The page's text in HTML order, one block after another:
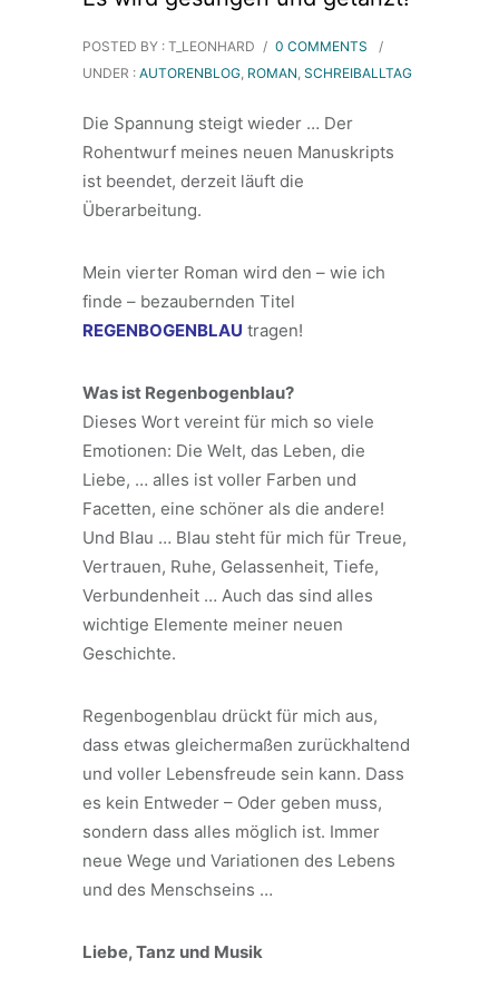
POSTED BY : T_LEONHARD / 0 COMMENTS
/
UNDER : AUTORENBLOG, ROMAN, SCHREIBALLTAG
Die Spannung steigt wieder … Der
Rohentwurf meines neuen Manuskripts
ist beendet, derzeit läuft die
Überarbeitung.
Mein vierter Roman wird den – wie ich
finde – bezaubernden Titel
REGENBOGENBLAU tragen!
Was ist Regenbogenblau?
Dieses Wort vereint für mich so viele
Emotionen: Die Welt, das Leben, die
Liebe, … alles ist voller Farben und
Facetten, eine schöner als die andere!
Und Blau … Blau steht für mich für Treue,
Vertrauen, Ruhe, Gelassenheit, Tiefe,
Verbundenheit … Auch das sind alles
wichtige Elemente meiner neuen
Geschichte.
Regenbogenblau drückt für mich aus,
dass etwas gleichermaßen zurückhaltend
und voller Lebensfreude sein kann. Dass
es kein Entweder – Oder geben muss,
sondern dass alles möglich ist. Immer
neue Wege und Variationen des Lebens
und des Menschseins …
Liebe, Tanz und Musik